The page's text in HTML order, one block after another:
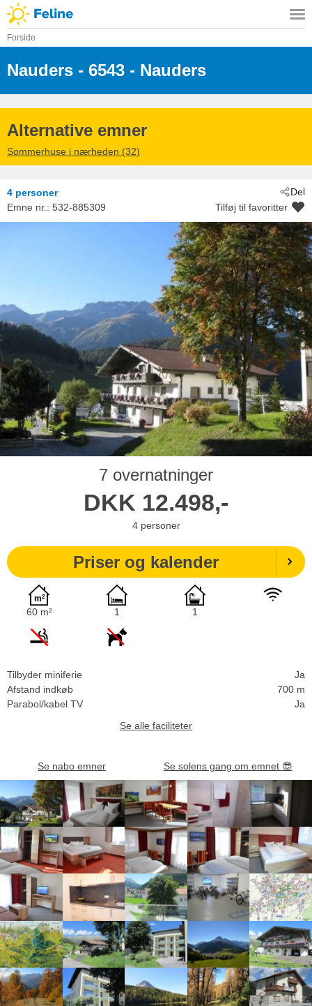
Forside
Nauders - 6543 - Nauders
Alternative emner
Sommerhuse i nærheden (32)
Del
4 personer
Emne nr.: 532-885309 Tilføj til favoritter
7 overnatninger
DKK 12.498,-
4 personer
Priser og kalender
60 m² 1 1
Tilbyder miniferie
Ja
Afstand indkøb
700 m
Parabol/kabel TV
Ja
Se alle faciliteter
Se nabo emner Se solens gang om emnet 😎